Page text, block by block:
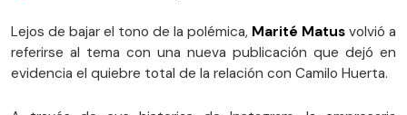
Lejos de bajar el tono de la polémica, Marité Matus volvió a
referirse al tema con una nueva publicación que dejó en
evidencia el quiebre total de la relación con Camilo Huerta.